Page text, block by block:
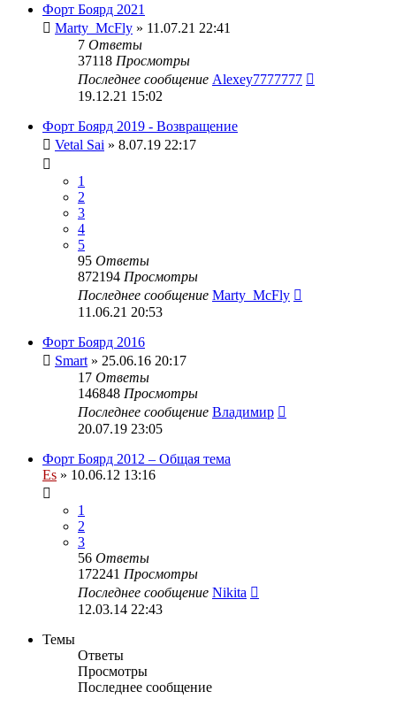
Форт Боярд 2021
Marty_McFly » 11.07.21 22:41
7 Ответы
37118 Просмотры
Последнее сообщение Alexey7777777
19.12.21 15:02
Форт Боярд 2019 - Возвращение
Vetal Sai » 8.07.19 22:17
1
2
3
4
5
95 Ответы
872194 Просмотры
Последнее сообщение Marty_McFly
11.06.21 20:53
Форт Боярд 2016
Smart » 25.06.16 20:17
17 Ответы
146848 Просмотры
Последнее сообщение Владимир
20.07.19 23:05
Форт Боярд 2012 – Общая тема
Es » 10.06.12 13:16
1
2
3
56 Ответы
172241 Просмотры
Последнее сообщение Nikita
12.03.14 22:43
Темы
Ответы
Просмотры
Последнее сообщение